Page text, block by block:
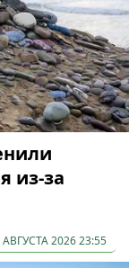
из-за
АВГУСТА 2026 23:55